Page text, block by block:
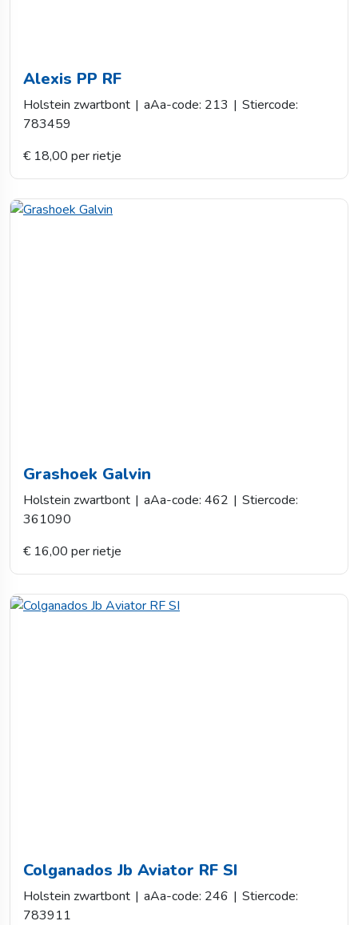
Alexis PP RF
Holstein zwartbont | aAa-code: 213 | Stiercode:
783459
€ 18,00 per rietje
Grashoek Galvin
Holstein zwartbont | aAa-code: 462 | Stiercode:
361090
€ 16,00 per rietje
Colganados Jb Aviator RF SI
Holstein zwartbont | aAa-code: 246 | Stiercode:
783911